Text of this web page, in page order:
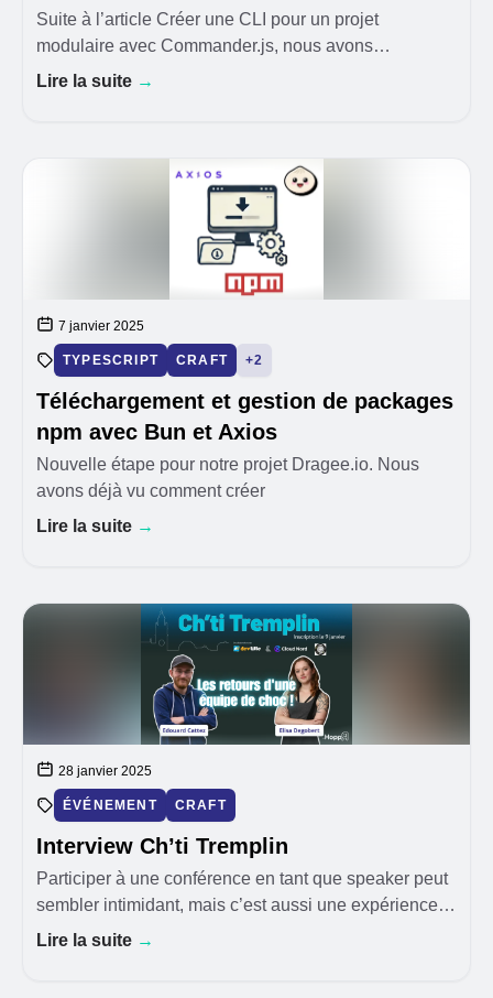
Suite à l’article Créer une CLI pour un projet
modulaire avec Commander.js, nous avons
maintenant une
Lire la suite →
7 janvier 2025
TYPESCRIPT CRAFT +2
Téléchargement et gestion de packages
npm avec Bun et Axios
Nouvelle étape pour notre projet Dragee.io. Nous
avons déjà vu comment créer
Lire la suite →
28 janvier 2025
ÉVÉNEMENT CRAFT
Interview Ch’ti Tremplin
Participer à une conférence en tant que speaker peut
sembler intimidant, mais c’est aussi une expérience
incroyablement enrichissante. C’est précisément pour
Lire la suite →